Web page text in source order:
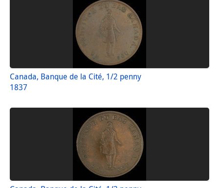
Canada, Banque de la Cité, 1/2 penny
1837